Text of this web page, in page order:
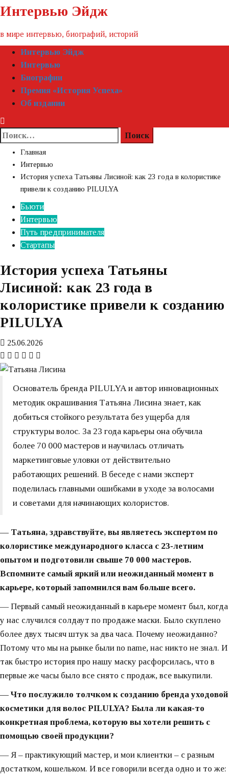
Пропустить
контент
Интервью Эйдж
в мире интервью, биографий, историй
Первичное
меню
Интервью Эйдж
Интервью
Биографии
Премия «‎История Успеха»‎
Об издании
Найти:
Главная
Интервью
История успеха Татьяны Лисиной: как 23 года в колористике
привели к созданию PILULYA
Бьюти
Интервью
Путь предпринимателя
Стартапы
История успеха Татьяны
Лисиной: как 23 года в
колористике привели к созданию
PILULYA
25.06.2026
Основатель бренда PILULYA и автор инновационных
методик окрашивания Татьяна Лисина знает, как
добиться стойкого результата без ущерба для
структуры волос. За 23 года карьеры она обучила
более 70 000 мастеров и научилась отличать
маркетинговые уловки от действительно
работающих решений. В беседе с нами эксперт
поделилась главными ошибками в уходе за волосами
и советами для начинающих колористов.
— Татьяна, здравствуйте, вы являетесь экспертом по
колористике международного класса с 23‑летним
опытом и подготовили свыше 70 000 мастеров.
Вспомните самый яркий или неожиданный момент в
карьере, который запомнился вам больше всего.
— Первый самый неожиданный в карьере момент был, когда
у нас случился солдаут по продаже маски. Было скуплено
более двух тысяч штук за два часа. Почему неожиданно?
Потому что мы на рынке были no name, нас никто не знал. И
так быстро история про нашу маску расфорсилась, что в
первые же часы было все снято с продаж, все выкупили.
— Что послужило толчком к созданию бренда уходовой
косметики для волос PILULYA? Была ли какая‑то
конкретная проблема, которую вы хотели решить с
помощью своей продукции?
— Я – практикующий мастер, и мои клиентки – с разным
достатком, кошельком. И все говорили всегда одно и то же: